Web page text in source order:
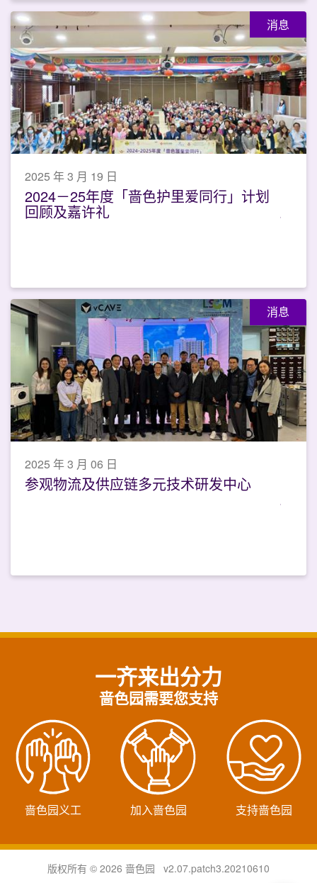
消息
2025 年 3 月 19 日
2024－25年度「啬色护里爱同行」计划
回顾及嘉许礼
消息
2025 年 3 月 06 日
参观物流及供应链多元技术研发中心
一齐来出分力
啬色园需要您支持
啬色园义工 加入啬色园 支持啬色园
版权所有 © 2026 啬色园 v2.07.patch3.20210610